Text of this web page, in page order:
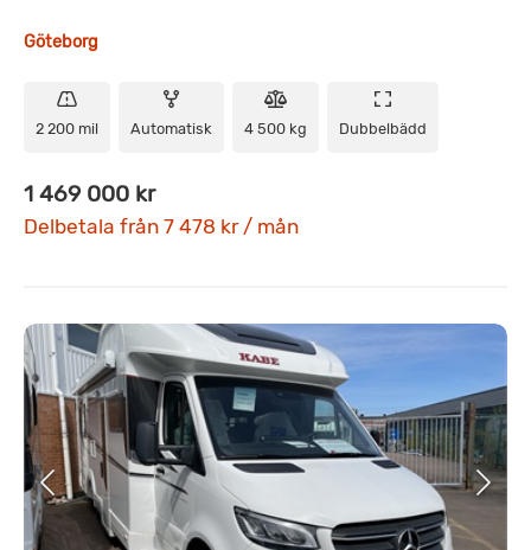
Göteborg
2 200 mil Automatisk 4 500 kg Dubbelbädd
1 469 000 kr
Delbetala från 7 478 kr / mån